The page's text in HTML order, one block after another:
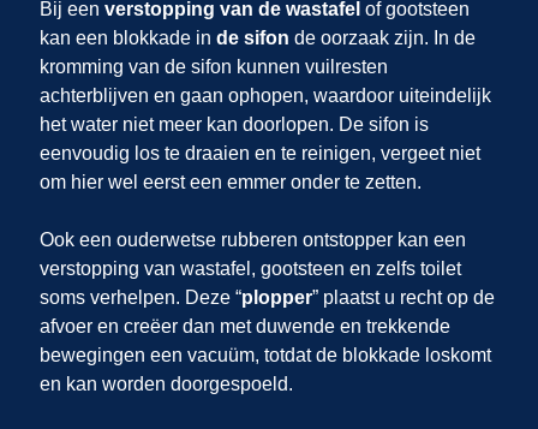
Bij een verstopping van de wastafel of gootsteen
kan een blokkade in de sifon de oorzaak zijn. In de
kromming van de sifon kunnen vuilresten
achterblijven en gaan ophopen, waardoor uiteindelijk
het water niet meer kan doorlopen. De sifon is
eenvoudig los te draaien en te reinigen, vergeet niet
om hier wel eerst een emmer onder te zetten.
Ook een ouderwetse rubberen ontstopper kan een
verstopping van wastafel, gootsteen en zelfs toilet
soms verhelpen. Deze “plopper” plaatst u recht op de
afvoer en creëer dan met duwende en trekkende
bewegingen een vacuüm, totdat de blokkade loskomt
en kan worden doorgespoeld.